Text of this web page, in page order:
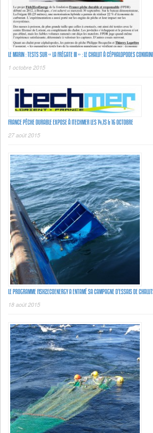
LE MARIN : TESTS SUR « LA FRÉGATE III » : LE CHALUT À CÉPHALOPODES
1 octobre 2015
FRANCE PÊCHE DURABLE EXPOSE À ITECHMER LES 14,15 & 16 OCTOBRE
27 août 2015
LE PROGRAMME FISH2ECOENERGY A ENTAMÉ SA CAMPAGNE D’ESSAIS DE
18 août 2015